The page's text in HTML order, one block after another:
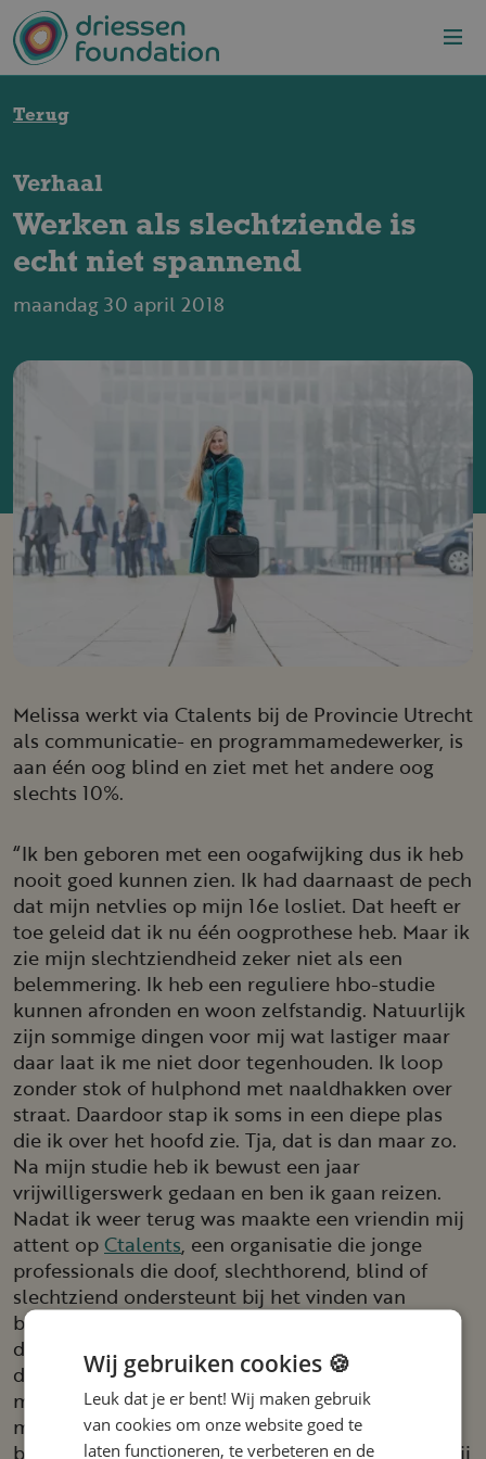
Overslaan en naar de inhoud gaan
Terug
Verhaal
Werken als slechtziende is
echt niet spannend
maandag 30 april 2018
Melissa werkt via Ctalents bij de Provincie Utrecht
als communicatie- en programmamedewerker, is
aan één oog blind en ziet met het andere oog
slechts 10%.
“Ik ben geboren met een oogafwijking dus ik heb
nooit goed kunnen zien. Ik had daarnaast de pech
dat mijn netvlies op mijn 16e losliet. Dat heeft er
toe geleid dat ik nu één oogprothese heb. Maar ik
zie mijn slechtziendheid zeker niet als een
belemmering. Ik heb een reguliere hbo-studie
kunnen afronden en woon zelfstandig. Natuurlijk
zijn sommige dingen voor mij wat lastiger maar
daar laat ik me niet door tegenhouden. Ik loop
zonder stok of hulphond met naaldhakken over
straat. Daardoor stap ik soms in een diepe plas
die ik over het hoofd zie. Tja, dat is dan maar zo.
Na mijn studie heb ik bewust een jaar
vrijwilligerswerk gedaan en ben ik gaan reizen.
Nadat ik weer terug was maakte een vriendin mij
attent opCtalents, een organisatie die jonge
professionals die doof, slechthorend, blind of
slechtziend ondersteunt bij het vinden van
betaald werk. Bij hen kreeg ik de kans om één
dag in de week werkervaring op te doen en aan
de slag te gaan als communicatiemedewerker. Ik
mocht mij bezighouden met marketing en social
media. Een mooie en leerzame kans die ik met
beide handen aanpakte. Tevens hielp Ctalents mij
Wij gebruiken cookies 🍪
Leuk dat je er bent! Wij maken gebruik
van cookies om onze website goed te
laten functioneren, te verbeteren en de